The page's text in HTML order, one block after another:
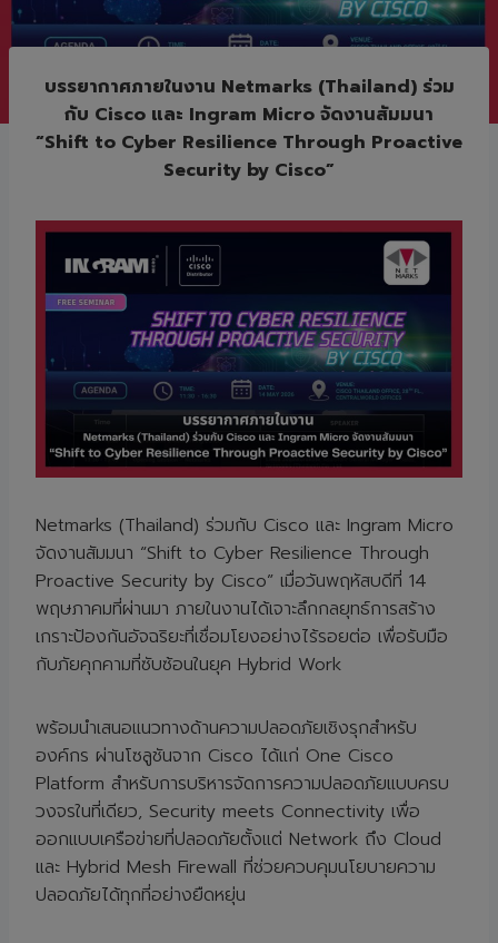
บรรยากาศภายในงาน Netmarks (Thailand) ร่วม
กับ Cisco และ Ingram Micro จัดงานสัมมนา
“Shift to Cyber Resilience Through Proactive
Security by Cisco”
Netmarks (Thailand) ร่วมกับ Cisco และ Ingram Micro
จัดงานสัมมนา “Shift to Cyber Resilience Through
Proactive Security by Cisco” เมื่อวันพฤหัสบดีที่ 14
พฤษภาคมที่ผ่านมา ภายในงานได้เจาะลึกกลยุทธ์การสร้าง
เกราะป้องกันอัจฉริยะที่เชื่อมโยงอย่างไร้รอยต่อ เพื่อรับมือ
กับภัยคุกคามที่ซับซ้อนในยุค Hybrid Work
พร้อมนำเสนอแนวทางด้านความปลอดภัยเชิงรุกสำหรับ
องค์กร ผ่านโซลูชันจาก Cisco ได้แก่ One Cisco
Platform สำหรับการบริหารจัดการความปลอดภัยแบบครบ
วงจรในที่เดียว, Security meets Connectivity เพื่อ
ออกแบบเครือข่ายที่ปลอดภัยตั้งแต่ Network ถึง Cloud
และ Hybrid Mesh Firewall ที่ช่วยควบคุมนโยบายความ
ปลอดภัยได้ทุกที่อย่างยืดหยุ่น